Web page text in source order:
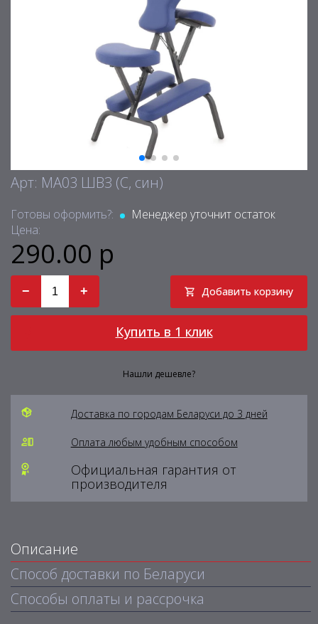
Арт: MA03 ШВЗ (С, син)
Готовы оформить?:
Менеджер уточнит остаток
Цена:
290.00 р
− + Добавить корзину
Купить в 1 клик
Нашли дешевле?
Доставка по городам Беларуси до 3 дней
Оплата любым удобным способом
Официальная гарантия от
производителя
Описание
Способ доставки по Беларуси
Способы оплаты и рассрочка